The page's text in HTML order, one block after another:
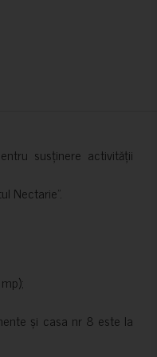
susținere activității
Nectarie”.
și casa nr 8 este la